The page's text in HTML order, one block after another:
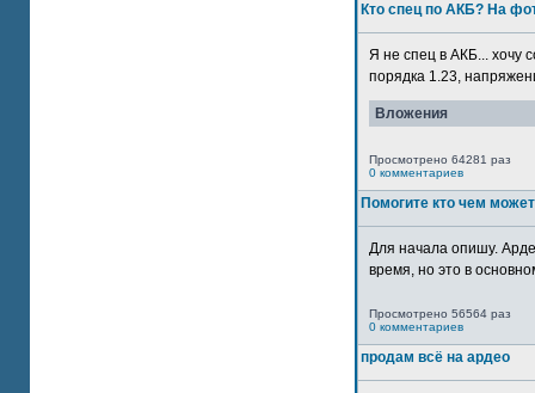
Кто спец по АКБ? На
Я не спец в АКБ... хочу
порядка 1.23,
Вложения
Просмотрено 64281 раз
0 комментариев
Помогите кто чем может
Для начала опишу.
время, но это в
Просмотрено 56564 раз
0 комментариев
продам всё на ардео